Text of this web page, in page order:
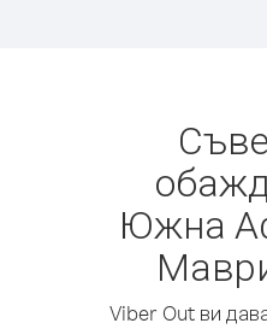
Южна
Viber Out ви